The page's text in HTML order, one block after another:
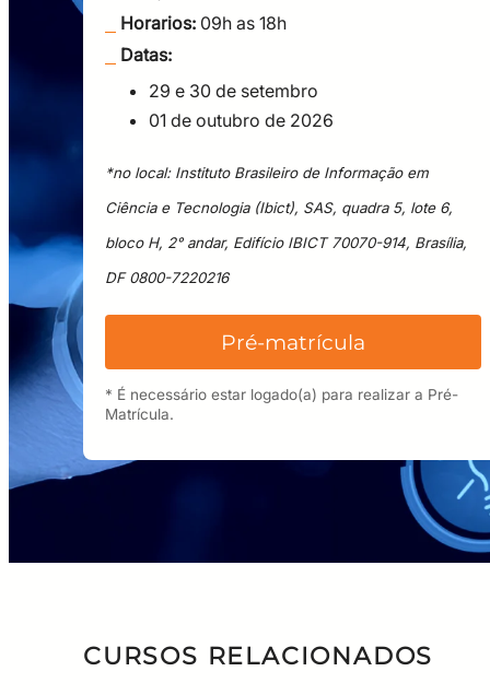
Reconhecer os passos para iniciar a
MÓDULO 3: Prática e Implementação da
Construção de um plano de governança de dados
Horarios: 09h as 18h
Datas:
29 e 30 de setembro
01 de outubro de 2026
*no local: Instituto Brasileiro de Informação em
Ciência e Tecnologia (Ibict), SAS, quadra 5, lote 6,
bloco H, 2° andar, Edifício IBICT 70070-914, Brasília,
DF 0800-7220216
Pré-matrícula
* É necessário estar logado(a) para realizar a Pré-
Matrícula.
CURSOS RELACIONADOS